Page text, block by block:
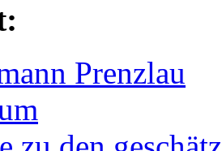
Prenzlau